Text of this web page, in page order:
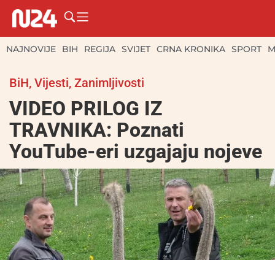
NAJNOVIJE BIH REGIJA SVIJET CRNA KRONIKA SPORT
BiH, Vijesti, Zanimljivosti
VIDEO PRILOG IZ
TRAVNIKA: Poznati
YouTube-eri uzgajaju nojeve